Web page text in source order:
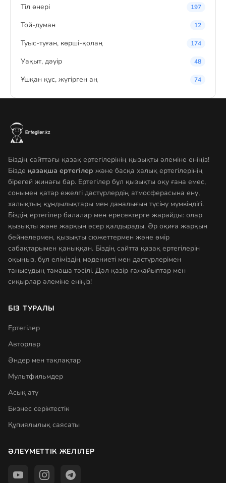
Тіл өнері 197
Той-думан 12
Туыс-туған, көрші-қолаң 174
Уақыт, дәуір 48
Ұшқан құс, жүгірген аң 74
Біздің сайттағы қазақ ертегілерінің қызықты әлеміне еніңіз!
Бізде қазақша ертегілер және басқа халық ертегілерінің
бірегей жинағы бар. Ертегілер бұл қызықты оқу ғана емес,
сонымен қатар ежелгі дәстүрлердің атмосферасына ену,
халықтың құндылықтары мен даналығын түсіну мүмкіндігі.
Біздің ертегілер балалар мен ересектерге жарайды: олар
қызықты және жарқын әсер қалдырады. Әр оқиға жарқын
бейнелермен, қызықты сюжеттермен және өмір
сабақтарымен қаныққан. Біздің сайтта қазақ ертегілерін
оқыңыз, бұл еліміздің мәдениеті мен дәстүрлерімен
танысудың тамаша тәсілі. Дәл қазір ғажайыптар мен
сиқырлар әлеміне еніңіз!
БІЗ ТУРАЛЫ
Ертегілер
Авторлар
Әндер мен тақпақтар
Мультфильмдер
Асық ату
Бизнес серіктестік
Құпиялылық саясаты
ӘЛЕУМЕТТІК ЖЕЛІЛЕР